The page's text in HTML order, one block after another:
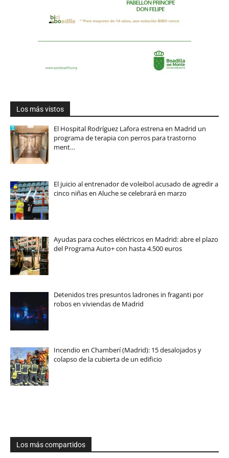
Los más vistos
El Hospital Rodríguez Lafora estrena en Madrid un
programa de terapia con perros para trastorno
ment…
El juicio al entrenador de voleibol acusado de agredir a
cinco niñas en Aluche se celebrará en marzo
Ayudas para coches eléctricos en Madrid: abre el plazo
del Programa Auto+ con hasta 4.500 euros
Detenidos tres presuntos ladrones in fraganti por
robos en viviendas de Madrid
Incendio en Chamberí (Madrid): 15 desalojados y
colapso de la cubierta de un edificio
Los más compartidos